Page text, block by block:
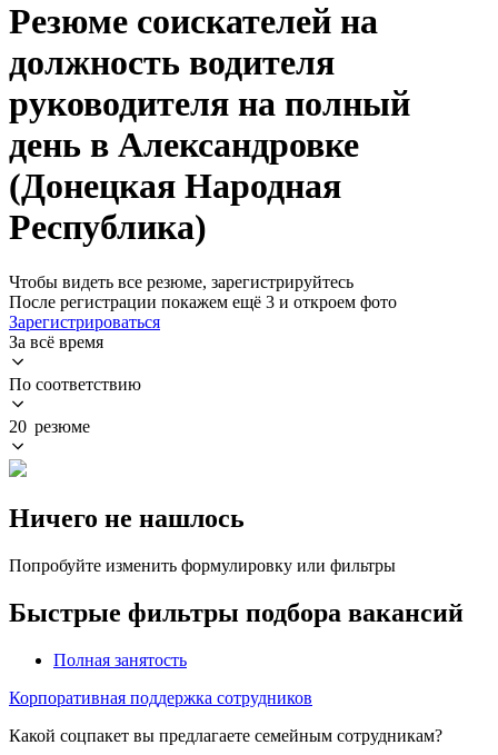
Резюме соискателей на
должность водителя
руководителя на полный
день в Александровке
(Донецкая Народная
Республика)
Чтобы видеть все резюме, зарегистрируйтесь
После регистрации покажем ещё 3 и откроем фото
Зарегистрироваться
За всё время
По соответствию
20 резюме
Ничего не нашлось
Попробуйте изменить формулировку или фильтры
Быстрые фильтры подбора вакансий
Полная занятость
Корпоративная поддержка сотрудников
Какой соцпакет вы предлагаете семейным сотрудникам?